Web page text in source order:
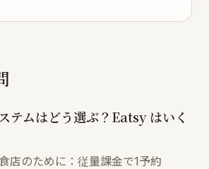
テムはどう選ぶ？Eatsy はいく
店のために：従量課金で1予約